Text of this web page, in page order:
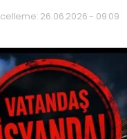
26.06.2026 - 09:09